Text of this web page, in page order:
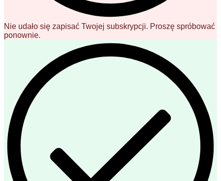
Nie udało się zapisać Twojej subskrypcji. Proszę spróbować
ponownie.